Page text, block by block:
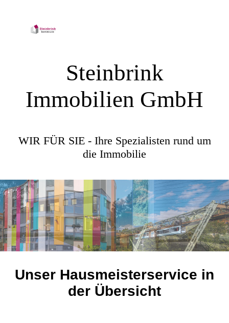
Steinbrink
Immobilien GmbH
WIR FÜR SIE - Ihre Spezialisten rund um
die Immobilie
Unser Hausmeisterservice in
der Übersicht